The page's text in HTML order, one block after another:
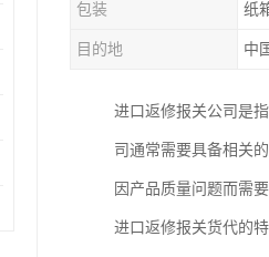
包装 纸
目的地 中
进口返修报关公司是
司通常需要具备相关
因产品质量问题而需
进口返修报关货代的特